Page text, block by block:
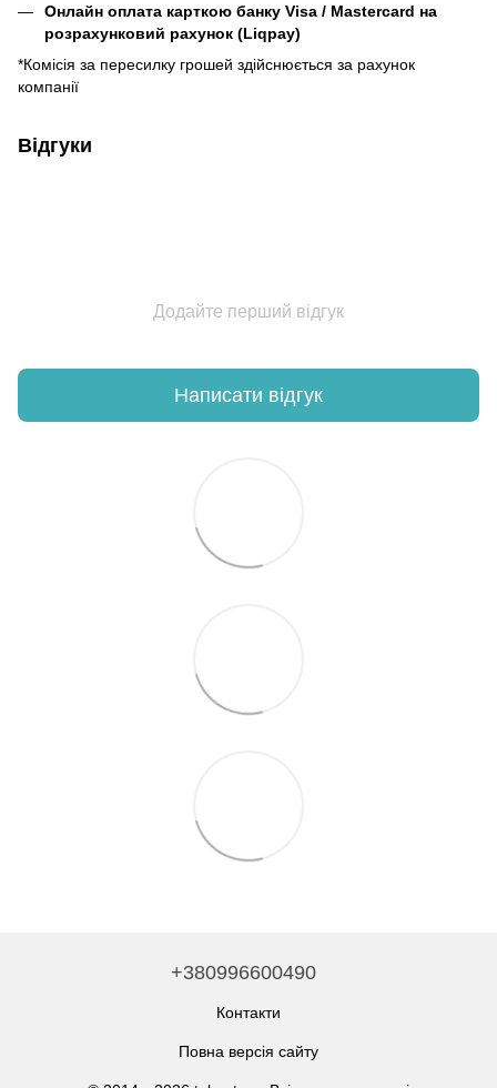
Онлайн оплата карткою банку Visa / Mastercard на
розрахунковий рахунок (Liqpay)
*Комісія за пересилку грошей здійснюється за рахунок
компанії
Відгуки
Додайте перший відгук
Написати відгук
+380996600490
Контакти
Повна версія сайту